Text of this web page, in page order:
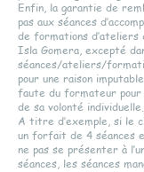
Enfin, la garantie de
pas aux séances
de formations
Isla Gomera, excepté
séances/ateliers/
pour une raison
faute du formateur
de sa volonté individuelle.
A titre d’exemple, si le
un forfait de 4 séances
ne pas se présenter à
séances, les séances